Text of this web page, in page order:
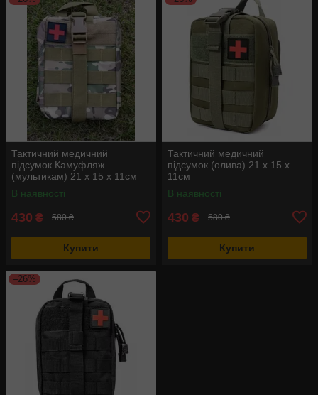
Тактичний медичний
підсумок Камуфляж
(мультикам) 21 х 15 х 11см
В наявності
430 ₴ 580 ₴
Купити
Тактичний медичний
підсумок (олива) 21 х 15 х
11см
В наявності
430 ₴ 580 ₴
Купити
–26%